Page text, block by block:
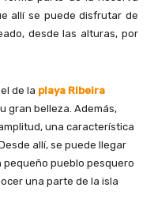
allí se puede disfrutar de
desde las alturas, por
de la playa Ribeira
gran belleza. Además,
una característica
allí, se puede llegar
pequeño pueblo pesquero
una parte de la isla